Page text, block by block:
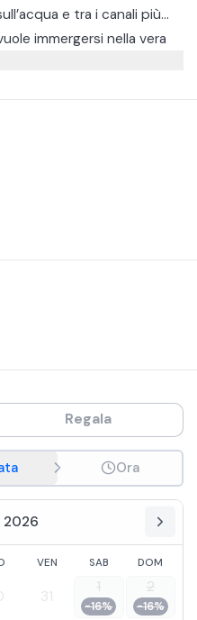
e tra i canali più
immergersi nella vera
folla, cullati dal suono
l'anima autentica di
vino, soft drink e piccoli
Regala
Ora
2026
VEN SAB DOM
31
1
-16%
2
-16%